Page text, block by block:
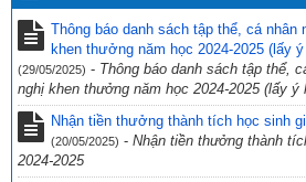
Thông báo danh sách tập thể, cá nhân
khen thưởng năm học 2024-2025 (lấy
(29/05/2025) - Thông báo danh sách tập thể,
nghị khen thưởng năm học 2024-2025 (lấy ý
Nhận tiền thưởng thành tích học sinh
(20/05/2025) - Nhận tiền thưởng thành
2024-2025